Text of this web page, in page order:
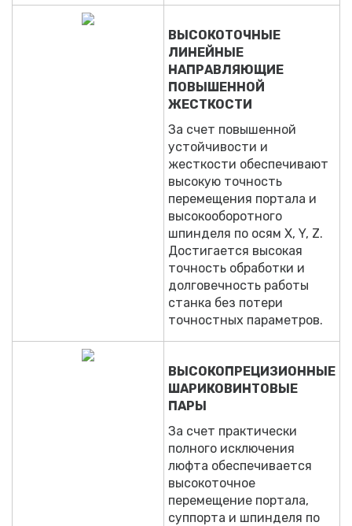
ВЫСОКОТОЧНЫЕ
ЛИНЕЙНЫЕ
НАПРАВЛЯЮЩИЕ
ПОВЫШЕННОЙ
ЖЕСТКОСТИ
За счет повышенной
устойчивости и
жесткости обеспечивают
высокую точность
перемещения портала и
высокооборотного
шпинделя по осям Х, Y, Z.
Достигается высокая
точность обработки и
долговечность работы
станка без потери
точностных параметров.
ВЫСОКОПРЕЦИЗИОННЫЕ
ШАРИКОВИНТОВЫЕ
ПАРЫ
За счет практически
полного исключения
люфта обеспечивается
высокоточное
перемещение портала,
суппорта и шпинделя по